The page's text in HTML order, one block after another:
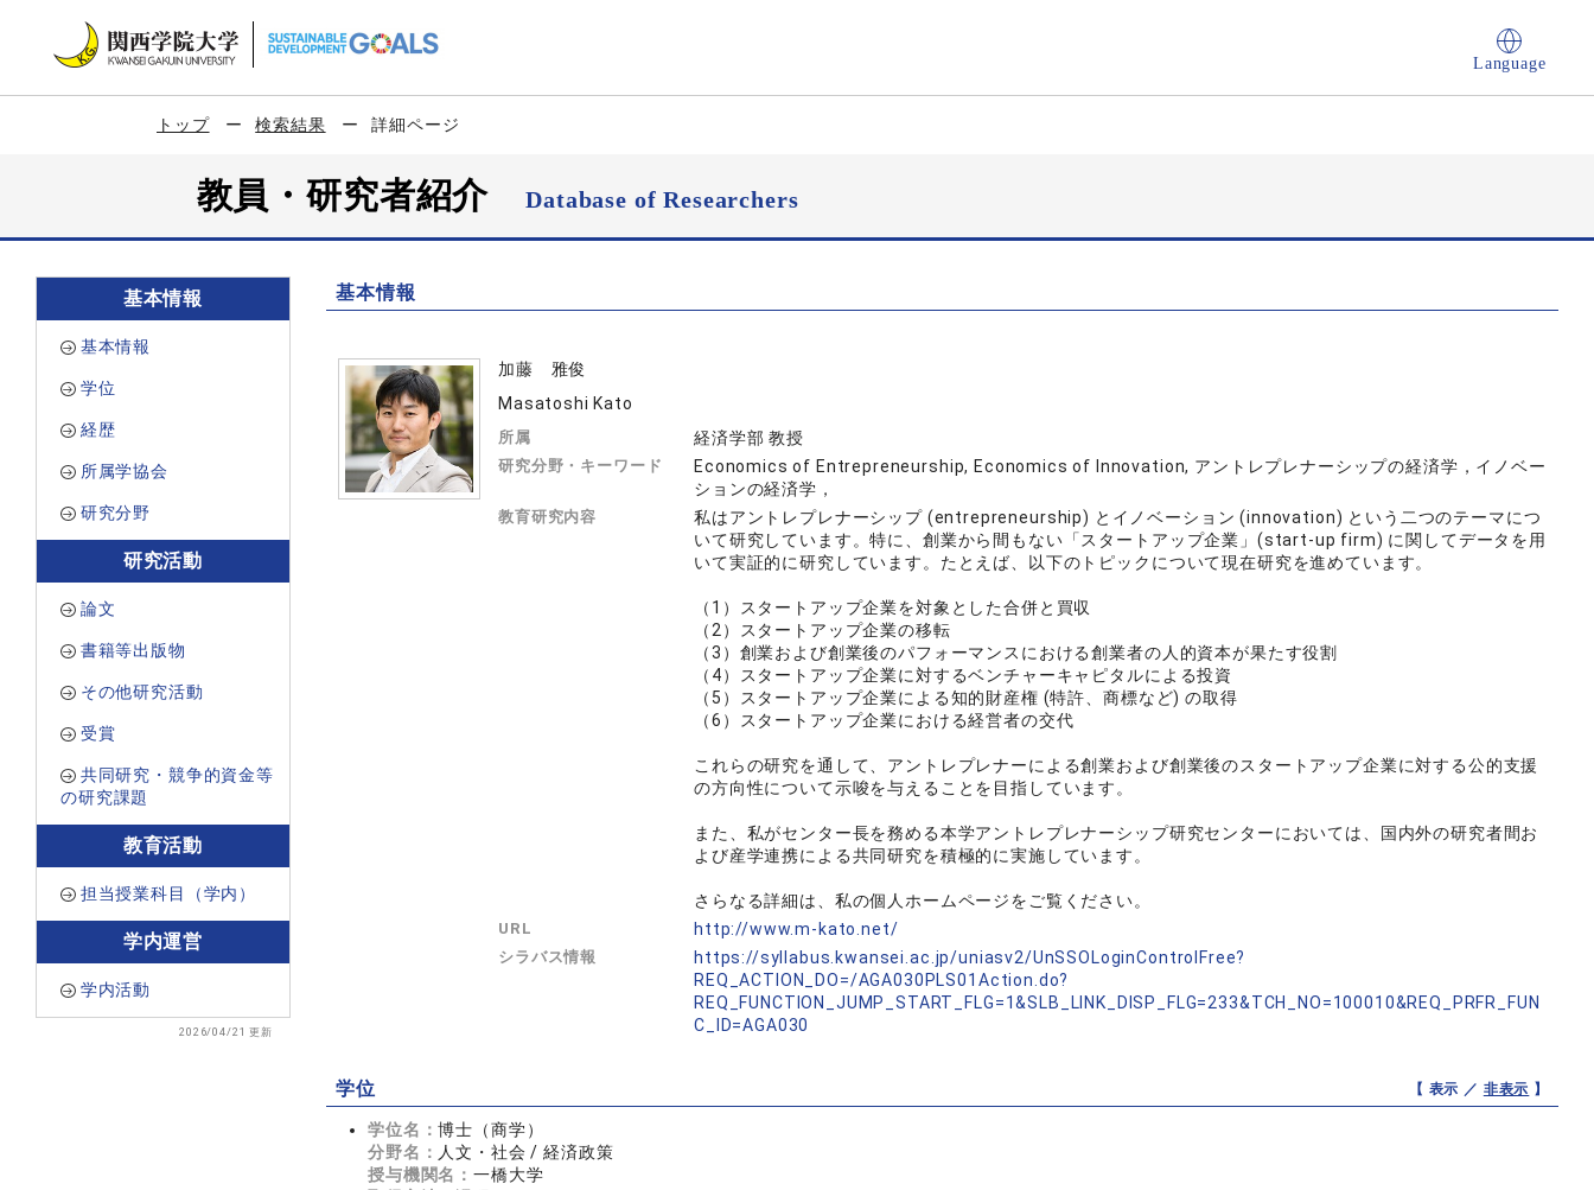
Language
トップ 検索結果 詳細ページ
教員・研究者紹介Database of Researchers
基本情報
基本情報
学位
経歴
所属学協会
研究分野
研究活動
論文
書籍等出版物
その他研究活動
受賞
共同研究・競争的資金等
の研究課題
教育活動
担当授業科目（学内）
学内運営
学内活動
2026/04/21 更新
基本情報
加藤 雅俊
Masatoshi Kato
所属 経済学部 教授
研究分野・キーワード
Economics of Entrepreneurship, Economics of Innovation, アントレプレナーシップの経済学，イノベー
ションの経済学，
教育研究内容
私はアントレプレナーシップ (entrepreneurship) とイノベーション (innovation) という二つのテーマにつ
いて研究しています。特に、創業から間もない「スタートアップ企業」(start-up firm) に関してデータを用
いて実証的に研究しています。たとえば、以下のトピックについて現在研究を進めています。
（1）スタートアップ企業を対象とした合併と買収
（2）スタートアップ企業の移転
（3）創業および創業後のパフォーマンスにおける創業者の人的資本が果たす役割
（4）スタートアップ企業に対するベンチャーキャピタルによる投資
（5）スタートアップ企業による知的財産権 (特許、商標など) の取得
（6）スタートアップ企業における経営者の交代
これらの研究を通して、アントレプレナーによる創業および創業後のスタートアップ企業に対する公的支援
の方向性について示唆を与えることを目指しています。
また、私がセンター長を務める本学アントレプレナーシップ研究センターにおいては、国内外の研究者間お
よび産学連携による共同研究を積極的に実施しています。
さらなる詳細は、私の個人ホームページをご覧ください。
URL http://www.m-kato.net/
シラバス情報
https://syllabus.kwansei.ac.jp/uniasv2/UnSSOLoginControlFree?
REQ_ACTION_DO=/AGA030PLS01Action.do?
REQ_FUNCTION_JUMP_START_FLG=1&SLB_LINK_DISP_FLG=233&TCH_NO=100010&REQ_PRFR_FUN
C_ID=AGA030
学位 【 表示 ／ 非表示 】
学位名：博士（商学）
分野名： 人文・社会 / 経済政策
授与機関名：一橋大学